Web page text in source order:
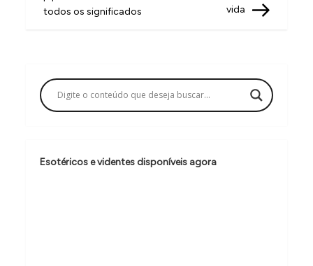
v
a
ç
o
d
todos os significados
vida
Esotéricos e videntes disponíveis agora